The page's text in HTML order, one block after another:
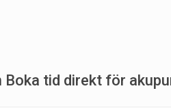
Boka tid direkt för